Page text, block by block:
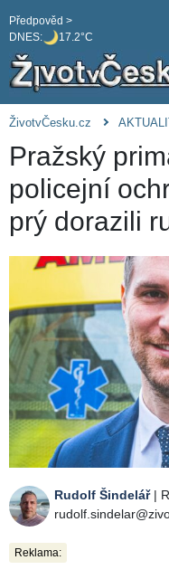
DNES: 17.2°C
Předpověd >
ŽivotvČesku.cz
Pražský
policejní
prý dorazili
Rudolf Šindelář|
Reklama: